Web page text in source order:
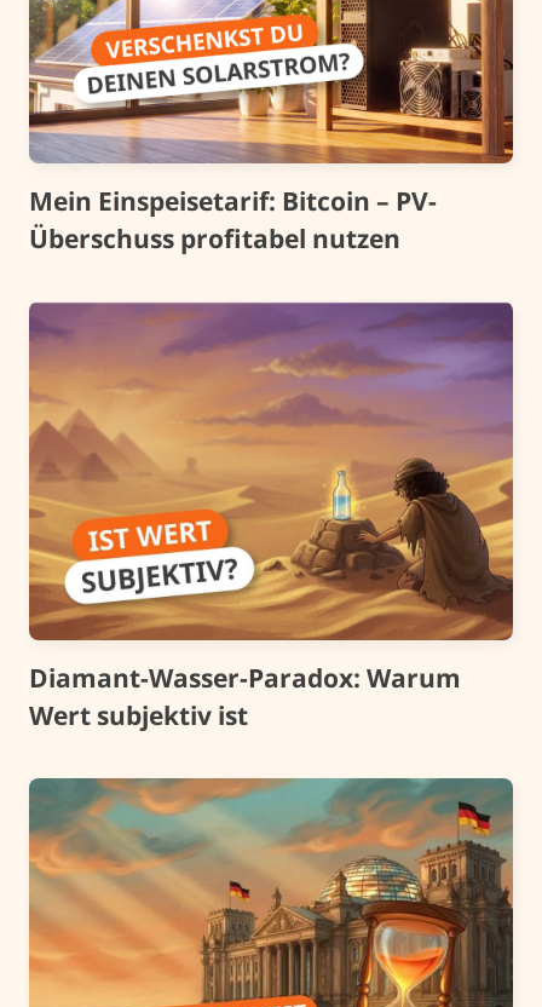
Mein Einspeisetarif: Bitcoin – PV-
Überschuss profitabel nutzen
Diamant-Wasser-Paradox: Warum
Wert subjektiv ist